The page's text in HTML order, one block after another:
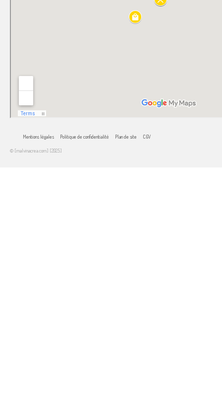
Mentions légales Politique de confidentialité Plan de site CGV
© [malvinacrea.com] [2025]